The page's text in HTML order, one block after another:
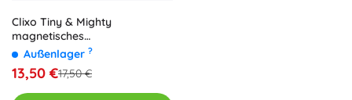
Clixo Tiny & Mighty
magnetisches
Konstruktionsset 9 Stk.
Außenlager ?
13,50 €17,50 €